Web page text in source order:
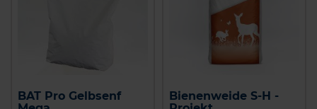
BAT Pro Gelbsenf
Bienenweide S-H -